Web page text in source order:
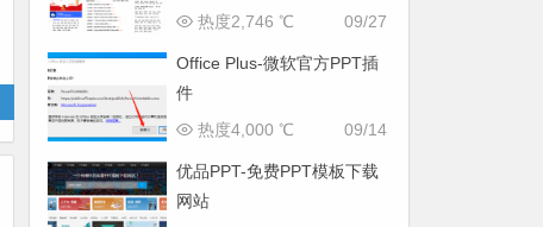
09/27
热度2,746 ℃
Office Plus-微软官方PPT插
件
09/14
热度4,000 ℃
优品PPT-免费PPT模板下载
网站